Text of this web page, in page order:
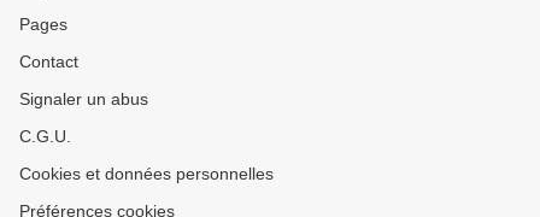
Pages
Contact
Signaler un abus
C.G.U.
Cookies et données personnelles
Préférences cookies